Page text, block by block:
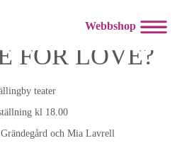
Webbshop
FOR LOVE?
teater
kl 18.00
och Mia Lavrell